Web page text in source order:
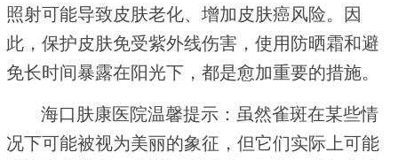
照射可能导致皮肤老化、增加皮肤癌风险。因
此，保护皮肤免受紫外线伤害，使用防晒霜和避
免长时间暴露在阳光下，都是愈加重要的措施。
海口肤康医院温馨提示：虽然雀斑在某些情
况下可能被视为美丽的象征，但它们实际上可能